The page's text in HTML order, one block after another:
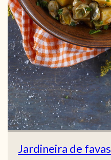
Jardineira de favas